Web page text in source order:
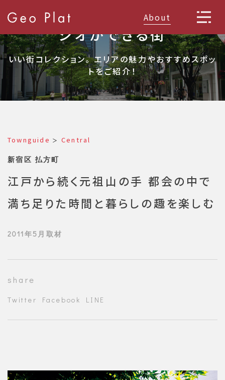
About
ジオができる街
いい街コレクション。 エリアの魅力やおすすめスポッ
トをご紹介！
Townguide ＞ Central
新宿区 払方町
江戸から続く元祖山の手 都会の中で
満ち足りた時間と暮らしの趣を楽しむ
2011年5月取材
share
Twitter Facebook LINE